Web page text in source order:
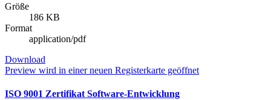
Größe
186 KB
Format
application/pdf
Download
Preview wird in einer neuen Registerkarte geöffnet
ISO 9001 Zertifikat Software-Entwicklung